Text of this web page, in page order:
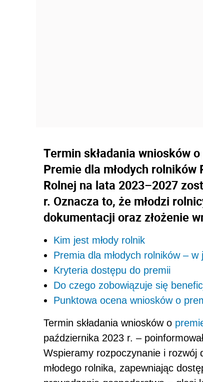
Termin składania wniosków
Premie dla młodych
Rolnej na lata 2023–2027
r. Oznacza to, że młodzi
dokumentacji oraz złożenie
Kim jest młody rolnik
Premia dla młodych rolników – w
Kryteria dostępu do premii
Do czego zobowiązuje się
Punktowa ocena wniosków o
Termin składania wniosków o
października 2023 r. –
Wspieramy rozpoczynanie i rozwój
młodego rolnika, zapewniając